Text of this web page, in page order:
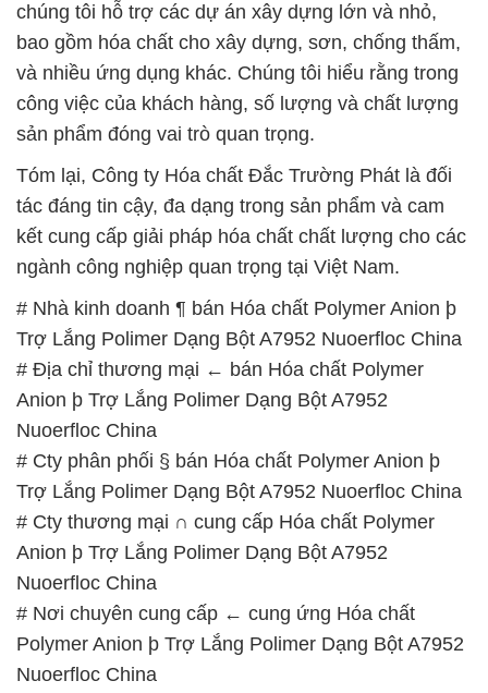
chúng tôi hỗ trợ các dự án xây dựng lớn và nhỏ,
bao gồm hóa chất cho xây dựng, sơn, chống thấm,
và nhiều ứng dụng khác. Chúng tôi hiểu rằng trong
công việc của khách hàng, số lượng và chất lượng
sản phẩm đóng vai trò quan trọng.
Tóm lại, Công ty Hóa chất Đắc Trường Phát là đối
tác đáng tin cậy, đa dạng trong sản phẩm và cam
kết cung cấp giải pháp hóa chất chất lượng cho các
ngành công nghiệp quan trọng tại Việt Nam.
# Nhà kinh doanh ¶ bán Hóa chất Polymer Anion þ
Trợ Lắng Polimer Dạng Bột A7952 Nuoerfloc China
# Địa chỉ thương mại ← bán Hóa chất Polymer
Anion þ Trợ Lắng Polimer Dạng Bột A7952
Nuoerfloc China
# Cty phân phối § bán Hóa chất Polymer Anion þ
Trợ Lắng Polimer Dạng Bột A7952 Nuoerfloc China
# Cty thương mại ∩ cung cấp Hóa chất Polymer
Anion þ Trợ Lắng Polimer Dạng Bột A7952
Nuoerfloc China
# Nơi chuyên cung cấp ← cung ứng Hóa chất
Polymer Anion þ Trợ Lắng Polimer Dạng Bột A7952
Nuoerfloc China